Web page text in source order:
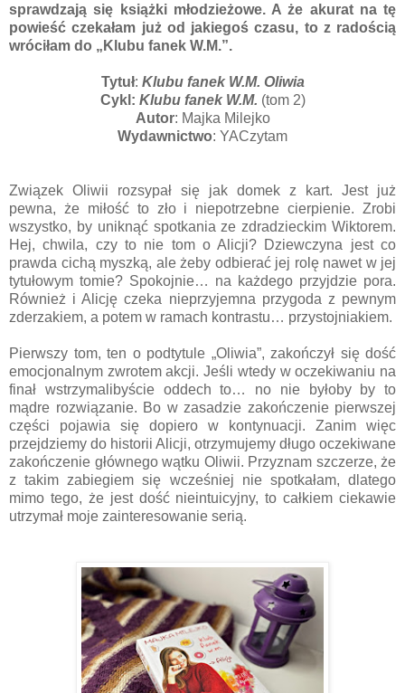
sprawdzają się książki młodzieżowe. A że akurat na tę
powieść czekałam już od jakiegoś czasu, to z radością
wróciłam do „Klubu fanek W.M.”.
Tytuł: Klubu fanek W.M. Oliwia
Cykl: Klubu fanek W.M. (tom 2)
Autor: Majka Milejko
Wydawnictwo: YACzytam
Związek Oliwii rozsypał się jak domek z kart. Jest już
pewna, że miłość to zło i niepotrzebne cierpienie. Zrobi
wszystko, by uniknąć spotkania ze zdradzieckim Wiktorem.
Hej, chwila, czy to nie tom o Alicji? Dziewczyna jest co
prawda cichą myszką, ale żeby odbierać jej rolę nawet w jej
tytułowym tomie? Spokojnie… na każdego przyjdzie pora.
Również i Alicję czeka nieprzyjemna przygoda z pewnym
zderzakiem, a potem w ramach kontrastu… przystojniakiem.
Pierwszy tom, ten o podtytule „Oliwia”, zakończył się dość
emocjonalnym zwrotem akcji. Jeśli wtedy w oczekiwaniu na
finał wstrzymalibyście oddech to… no nie byłoby by to
mądre rozwiązanie. Bo w zasadzie zakończenie pierwszej
części pojawia się dopiero w kontynuacji. Zanim więc
przejdziemy do historii Alicji, otrzymujemy długo oczekiwane
zakończenie głównego wątku Oliwii. Przyznam szczerze, że
z takim zabiegiem się wcześniej nie spotkałam, dlatego
mimo tego, że jest dość nieintuicyjny, to całkiem ciekawie
utrzymał moje zainteresowanie serią.